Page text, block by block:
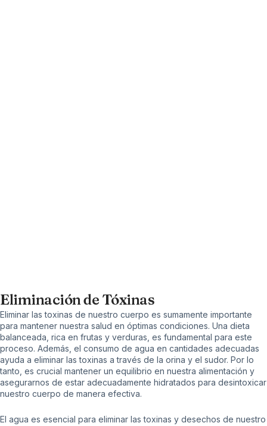
Eliminación de Tóxinas
Eliminar lastoxinas de nuestro cuerpo es sumamente importante
para mantener nuestra salud en óptimas condiciones. Una dieta
balanceada, rica en frutas y verduras, es fundamental para este
proceso. Además, el consumo de agua en cantidades adecuadas
ayuda a eliminar las toxinas a través de la orina y el sudor. Por lo
tanto, es crucial mantener un equilibrio en nuestra alimentación y
asegurarnos de estar adecuadamente hidratados para desintoxicar
nuestro cuerpo de manera efectiva.
El agua es esencial para eliminar las toxinas y desechos de nuestro